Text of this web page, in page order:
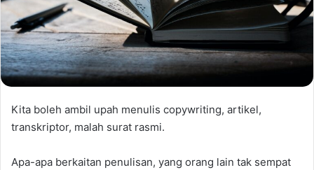
Kita boleh ambil upah menulis copywriting, artikel,
transkriptor, malah surat rasmi.
Apa-apa berkaitan penulisan, yang orang lain tak sempat